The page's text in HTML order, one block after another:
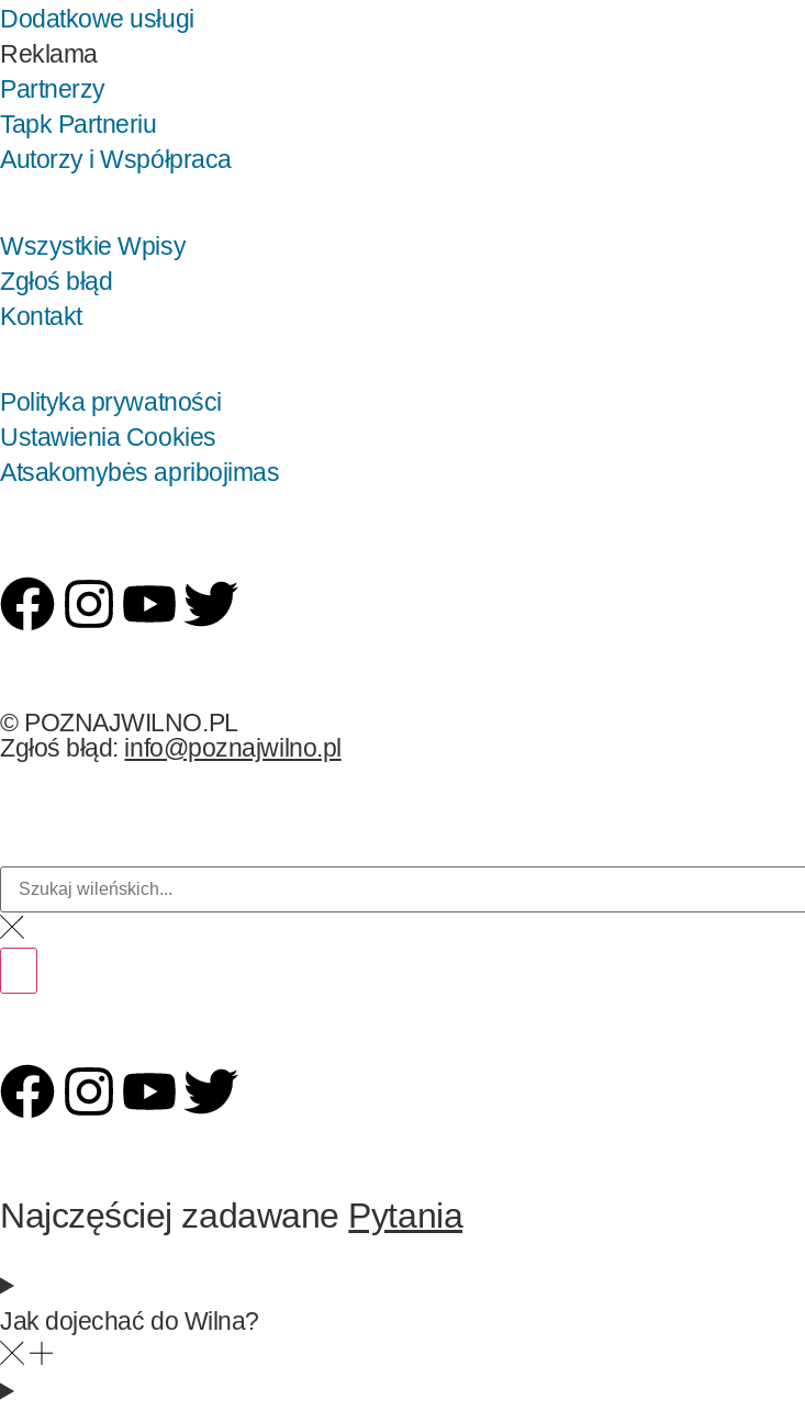
Dodatkowe usługi
Reklama
Partnerzy
Tapk Partneriu
Autorzy i Współpraca
Wszystkie Wpisy
Zgłoś błąd
Kontakt
Polityka prywatności
Ustawienia Cookies
Atsakomybės apribojimas
© POZNAJWILNO.PL
Zgłoś błąd: info@poznajwilno.pl
Najczęściej zadawane Pytania
Jak dojechać do Wilna?